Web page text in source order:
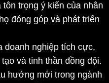
trọng ý kiến của nhân
đóng góp và phát triển
doanh nghiệp tích cực,
và tinh thần đồng đội.
hướng mới trong ngành